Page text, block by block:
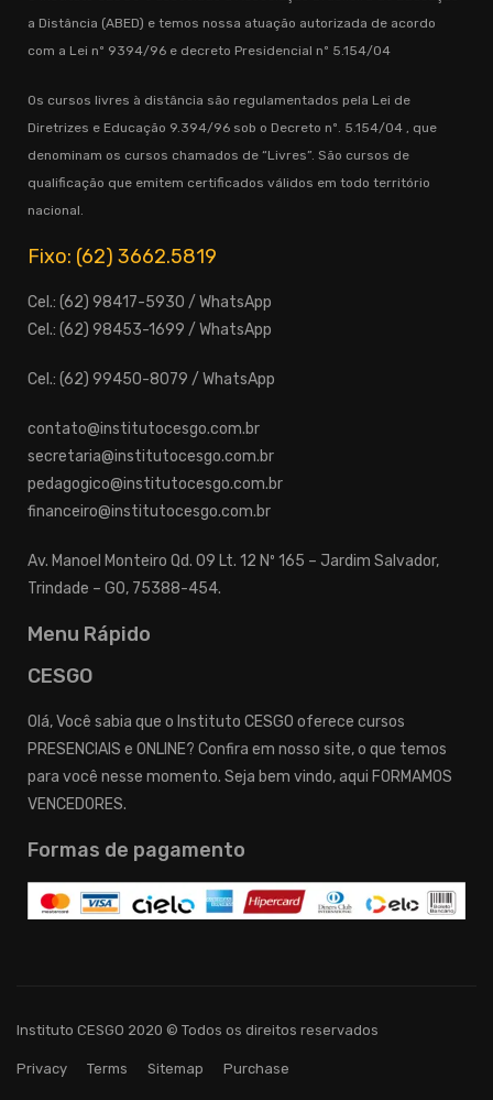
a Distância (ABED) e temos nossa atuação autorizada de acordo
com a Lei nº 9394/96 e decreto Presidencial nº 5.154/04
Os cursos livres à distância são regulamentados pela Lei de
Diretrizes e Educação 9.394/96 sob o Decreto nº. 5.154/04 , que
denominam os cursos chamados de “Livres”. São cursos de
qualificação que emitem certificados válidos em todo território
nacional.
Fixo: (62) 3662.5819
Cel.: (62) 98417-5930 / WhatsApp
Cel.: (62) 98453-1699 / WhatsApp
Cel.: (62) 99450-8079 / WhatsApp
contato@institutocesgo.com.br
secretaria@institutocesgo.com.br
pedagogico@institutocesgo.com.br
financeiro@institutocesgo.com.br
Av. Manoel Monteiro Qd. 09 Lt. 12 Nº 165 – Jardim Salvador,
Trindade – GO, 75388-454.
Menu Rápido
CESGO
Olá, Você sabia que o Instituto CESGO oferece cursos
PRESENCIAIS e ONLINE? Confira em nosso site, o que temos
para você nesse momento. Seja bem vindo, aqui FORMAMOS
VENCEDORES.
Formas de pagamento
Instituto CESGO 2020 © Todos os direitos reservados
Privacy Terms Sitemap Purchase